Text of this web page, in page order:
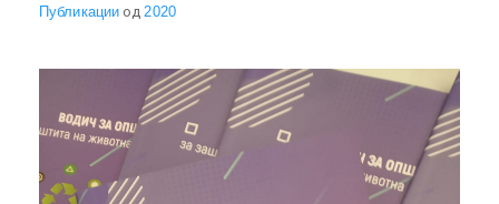
Публикации од 2020